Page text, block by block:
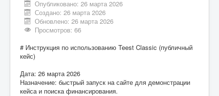
Опубликовано: 26 марта 2026
Создано: 26 марта 2026
Обновлено: 26 марта 2026
Просмотров: 66
# Инструкция по использованию Teest Classic (публичный
кейс)
Дата: 26 марта 2026
Назначение: быстрый запуск на сайте для демонстрации
кейса и поиска финансирования.